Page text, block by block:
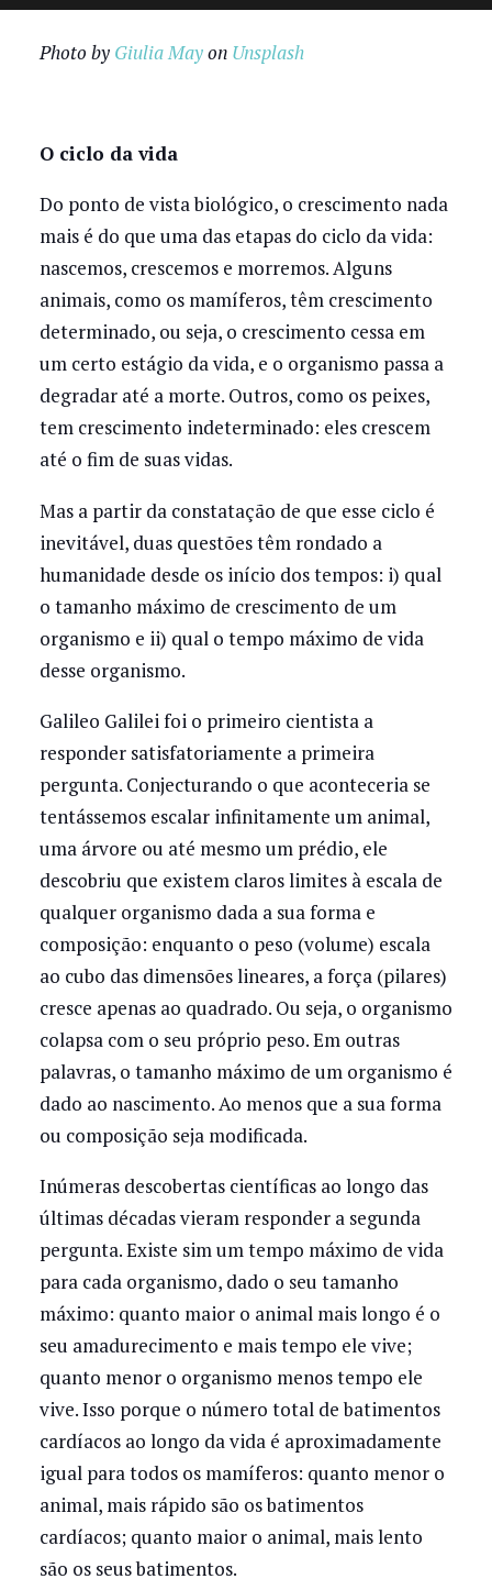
Photo by Giulia Mayon Unsplash
O ciclo da vida
Do ponto de vista biológico, o crescimento nada
mais é do que uma das etapas do ciclo da vida:
nascemos, crescemos e morremos. Alguns
animais, como os mamíferos, têm crescimento
determinado, ou seja, o crescimento cessa em
um certo estágio da vida, e o organismo passa a
degradar até a morte. Outros, como os peixes,
tem crescimento indeterminado: eles crescem
até o fim de suas vidas.
Mas a partir da constatação de que esse ciclo é
inevitável, duas questões têm rondado a
humanidade desde os início dos tempos: i) qual
o tamanho máximo de crescimento de um
organismo e ii) qual o tempo máximo de vida
desse organismo.
Galileo Galilei foi o primeiro cientista a
responder satisfatoriamente a primeira
pergunta. Conjecturando o que aconteceria se
tentássemos escalar infinitamente um animal,
uma árvore ou até mesmo um prédio, ele
descobriu que existem claros limites à escala de
qualquer organismo dada a sua forma e
composição: enquanto o peso (volume) escala
ao cubo das dimensões lineares, a força (pilares)
cresce apenas ao quadrado. Ou seja, o organismo
colapsa com o seu próprio peso. Em outras
palavras, o tamanho máximo de um organismo é
dado ao nascimento. Ao menos que a sua forma
ou composição seja modificada.
Inúmeras descobertas científicas ao longo das
últimas décadas vieram responder a segunda
pergunta. Existe sim um tempo máximo de vida
para cada organismo, dado o seu tamanho
máximo: quanto maior o animal mais longo é o
seu amadurecimento e mais tempo ele vive;
quanto menor o organismo menos tempo ele
vive. Isso porque o número total de batimentos
cardíacos ao longo da vida é aproximadamente
igual para todos os mamíferos: quanto menor o
animal, mais rápido são os batimentos
cardíacos; quanto maior o animal, mais lento
são os seus batimentos.